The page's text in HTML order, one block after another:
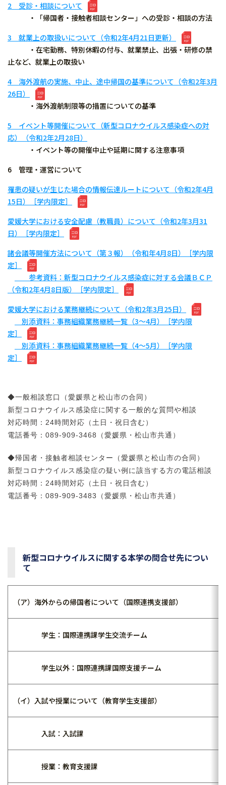
2 受診・相談について
・「帰国者・接触者相談センター」への受診・相談の方法
3 就業上の取扱いについて（令和2年4月21日更新）
・在宅勤務、特別休暇の付与、就業禁止、出張・研修の禁
止など、就業上の取扱い
4 海外渡航の実施、中止、途中帰国の基準について（令和2年3月
26日）
・海外渡航制限等の措置についての基準
5 イベント等開催について（新型コロナウイルス感染症への対
応）（令和2年2月28日）
・イベント等の開催中止や延期に関する注意事項
6 管理・運営について
罹患の疑いが生じた場合の情報伝達ルートについて（令和2年4月
15日）［学内限定］
愛媛大学における安全配慮（教職員）について（令和2年3月31
日）［学内限定］
諸会議等開催方法について（第３報）（令和年4月8日）［学内限
定］
参考資料：新型コロナウイルス感染症に対する会議ＢＣＰ
（令和2年4月8日版）［学内限定］
愛媛大学における業務継続について（令和2年3月25日）
別添資料：事務組織業務継続一覧（3～4月）［学内限
定］
別添資料：事務組織業務継続一覧（4～5月）［学内限
定］
◆一般相談窓口（愛媛県と松山市の合同）
新型コロナウイルス感染症に関する一般的な質問や相談
対応時間：24時間対応（土日・祝日含む）
電話番号：089-909-3468（愛媛県・松山市共通）
◆帰国者・接触者相談センター（愛媛県と松山市の合同）
新型コロナウイルス感染症の疑い例に該当する方の電話相談
対応時間：24時間対応（土日・祝日含む）
電話番号：089-909-3483（愛媛県・松山市共通）
新型コロナウイルスに関する本学の問合せ先につい
て
（ア）海外からの帰国者について（国際連携支援部）
学生：国際連携課学生交流チーム
学生以外：国際連携課国際支援チーム
（イ）入試や授業について（教育学生支援部）
入試：入試課
授業：教育支援課